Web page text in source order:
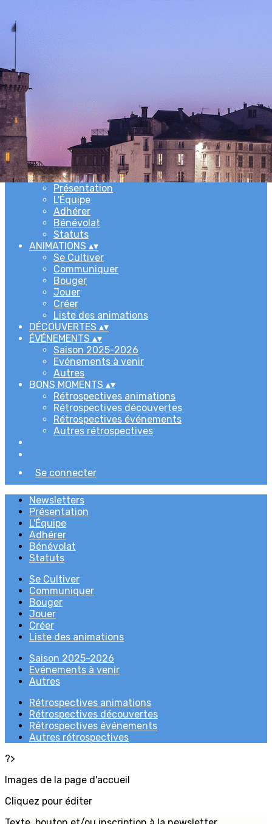
Menu
Ajoutez un logo, un bouton, des réseaux sociaux
Cliquez pour éditer
ACCUEIL▴ ▾
L'ASSOCIATION▴▾
Newsletters
Présentation
L'Équipe
Adhérer
Bénévolat
Statuts
ANIMATIONS ▴▾
Se Cultiver
Communiquer
Bouger
Jouer
Créer
Liste des animations
DÉCOUVERTES ▴▾
ÉVÉNEMENTS ▴▾
Saison 2025-2026
Evénements à venir
Autres
BONS MOMENTS ▴▾
Rétrospectives animations
Rétrospectives découvertes
Rétrospectives événements
Autres rétrospectives
Se connecter
Newsletters
Présentation
L'Équipe
Adhérer
Bénévolat
Statuts
Se Cultiver
Communiquer
Bouger
Jouer
Créer
Liste des animations
Saison 2025-2026
Evénements à venir
Autres
Rétrospectives animations
Rétrospectives découvertes
Rétrospectives événements
Autres rétrospectives
?>
Images de la page d'accueil
Cliquez pour éditer